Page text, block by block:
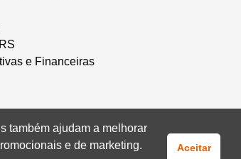
e Financeiras
também ajudam a melhorar
e de marketing.
Aceitar